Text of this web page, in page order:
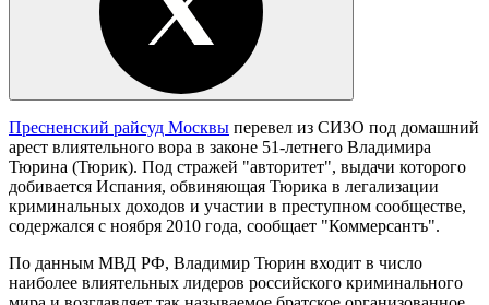
Пресненский райсуд Москвы перевел из СИЗО под домашний
арест влиятельного вора в законе 51-летнего Владимира
Тюрина (Тюрик). Под стражей "авторитет", выдачи которого
добивается Испания, обвиняющая Тюрика в легализации
криминальных доходов и участии в преступном сообществе,
содержался с ноября 2010 года, сообщает "Коммерсантъ".
По данным МВД РФ, Владимир Тюрин входит в число
наиболее влиятельных лидеров российского криминального